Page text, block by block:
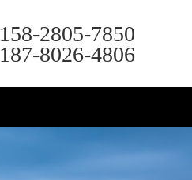
158-2805-7850
187-8026-4806